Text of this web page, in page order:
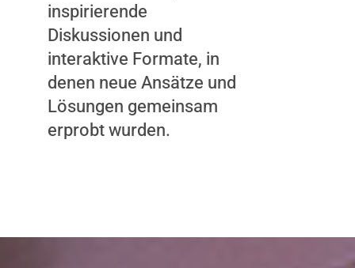
inspirierende
Diskussionen und
interaktive Formate, in
denen neue Ansätze und
Lösungen gemeinsam
erprobt wurden.